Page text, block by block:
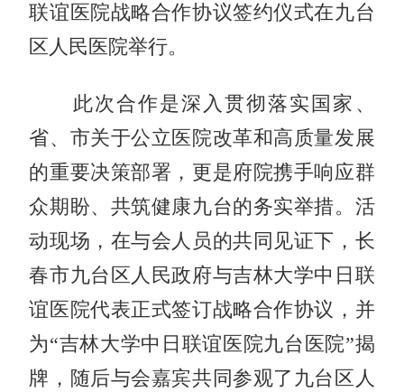
联谊医院战略合作协议签约仪式在九台
区人民医院举行。
此次合作是深入贯彻落实国家、
省、市关于公立医院改革和高质量发展
的重要决策部署，更是府院携手响应群
众期盼、共筑健康九台的务实举措。活
动现场，在与会人员的共同见证下，长
春市九台区人民政府与吉林大学中日联
谊医院代表正式签订战略合作协议，并
为“吉林大学中日联谊医院九台医院”揭
牌，随后与会嘉宾共同参观了九台区人